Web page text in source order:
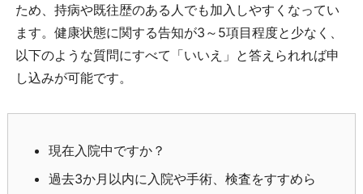
ため、持病や既往歴のある人でも加入しやすくなってい
ます。健康状態に関する告知が3～5項目程度と少なく、
以下のような質問にすべて「いいえ」と答えられれば申
し込みが可能です。
現在入院中ですか？
過去3か月以内に入院や手術、検査をすすめら